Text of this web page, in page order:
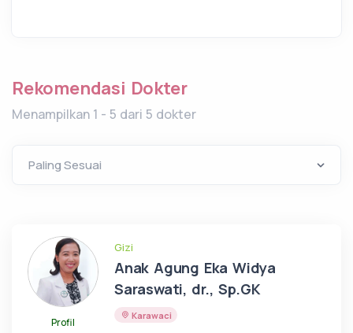
Rekomendasi Dokter
Menampilkan 1 - 5 dari 5 dokter
Profil
Gizi
Anak Agung Eka Widya
Saraswati, dr., Sp.GK
Karawaci